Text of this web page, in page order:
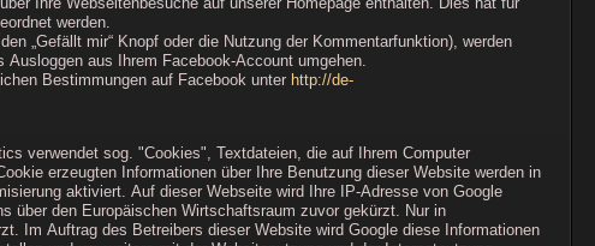
werden.
„Gefällt mir“ Knopf oder die Nutzung der Kommentarfunktion), werden
aus Ihrem Facebook-Account umgehen.
Bestimmungen auf Facebook unter http://de-
verwendet sog. "Cookies", Textdateien, die auf Ihrem Computer
erzeugten Informationen über Ihre Benutzung dieser Website werden in
aktiviert. Auf dieser Webseite wird Ihre IP-Adresse von Google
über den Europäischen Wirtschaftsraum zuvor gekürzt. Nur in
Im Auftrag des Betreibers dieser Website wird Google diese Informationen